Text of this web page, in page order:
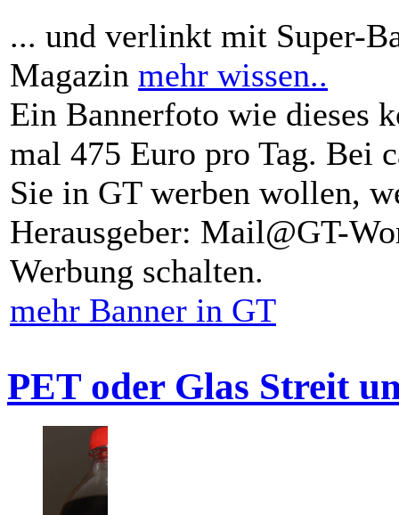
... und verlinkt mit Super-
Magazin mehr wissen..
Ein Bannerfoto wie dieses
mal 475 Euro pro Tag. Bei
Sie in GT werben wollen,
Herausgeber: Mail@GT-
Werbung schalten.
mehr Banner in GT
PET oder Glas Streit